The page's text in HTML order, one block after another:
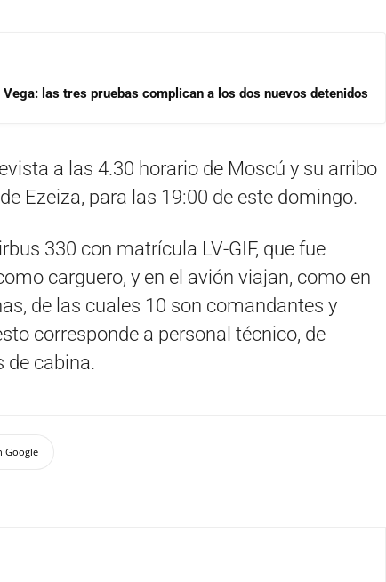
las tres pruebas complican a los dos nuevos detenidos
a las 4.30 horario de Moscú y su arribo
Ezeiza, para las 19:00 de este domingo.
330 con matrícula LV-GIF, que fue
carguero, y en el avión viajan, como en
de las cuales 10 son comandantes y
corresponde a personal técnico, de
de cabina.
Google